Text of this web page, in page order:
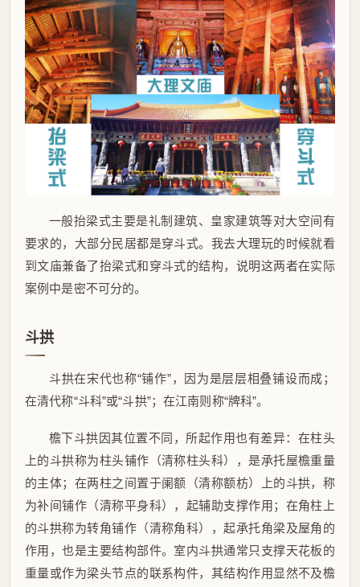
一般抬梁式主要是礼制建筑、皇家建筑等对大空间有
要求的，大部分民居都是穿斗式。我去大理玩的时候就看
到文庙兼备了抬梁式和穿斗式的结构，说明这两者在实际
案例中是密不可分的。
斗拱
斗拱在宋代也称“铺作”，因为是层层相叠铺设而成；
在清代称“斗科”或“斗拱”；在江南则称“牌科”。
檐下斗拱因其位置不同，所起作用也有差异：在柱头
上的斗拱称为柱头铺作（清称柱头科），是承托屋檐重量
的主体；在两柱之间置于阑额（清称额枋）上的斗拱，称
为补间铺作（清称平身科），起辅助支撑作用；在角柱上
的斗拱称为转角铺作（清称角科），起承托角梁及屋角的
作用，也是主要结构部件。室内斗拱通常只支撑天花板的
重量或作为梁头节点的联系构件，其结构作用显然不及檐